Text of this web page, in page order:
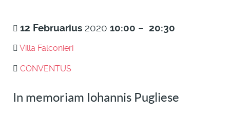
12 Februarius 2020 10:00 – 20:30
Villa Falconieri
CONVENTUS
In memoriam Iohannis Pugliese